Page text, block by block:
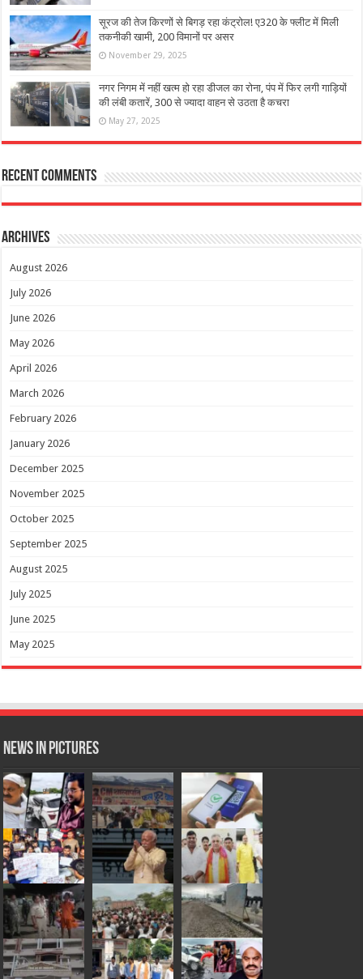
सूरज की तेज किरणों से बिगड़ रहा कंट्रोल! ए320 के फ्लीट में मिली
तकनीकी खामी, 200 विमानों पर असर
November 29, 2025
नगर निगम में नहीं खत्म हो रहा डीजल का रोना, पंप में फिर लगी गाड़ियों
की लंबी कतारें, 300 से ज्यादा वाहन से उठता है कचरा
May 27, 2025
Recent Comments
Archives
August 2026
July 2026
June 2026
May 2026
April 2026
March 2026
February 2026
January 2026
December 2025
November 2025
October 2025
September 2025
August 2025
July 2025
June 2025
May 2025
News in Pictures